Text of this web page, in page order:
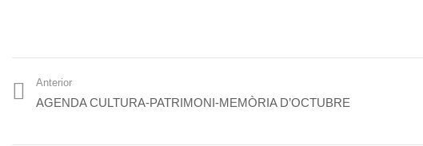
Anterior
AGENDA CULTURA-PATRIMONI-MEMÒRIA D’OCTUBRE